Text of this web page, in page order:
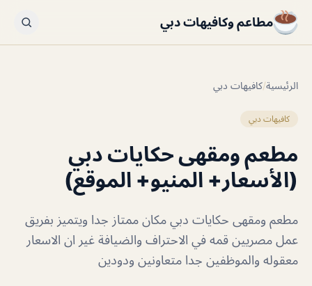
مطاعم وكافيهات دبي
الرئيسية/كافيهات دبي
كافيهات دبي
مطعم ومقهى حكايات دبي
(الأسعار+ المنيو+ الموقع)
مطعم ومقهى حكايات دبي مكان ممتاز جدا ويتميز بفريق
عمل مصريين قمه في الاحتراف والضيافة غير ان الاسعار
معقوله والموظفين جدا متعاونين ودودين